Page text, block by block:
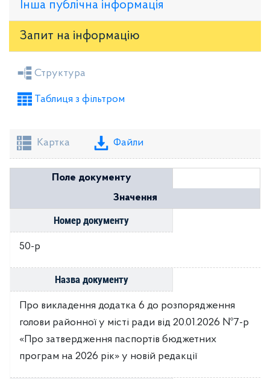
Інша публічна інформація
Запит на iнформацію
Засідання районної ради
Проекти рішень районної ради
Структура
Таблиця з фільтром
Картка Файли
Поле документу
Значення
Номер документу
50-р
Назва документу
Про викладення додатка 6 до розпорядження
голови районної у місті ради від 20.01.2026 №7-р
«Про затвердження паспортів бюджетних
програм на 2026 рік» у новій редакції